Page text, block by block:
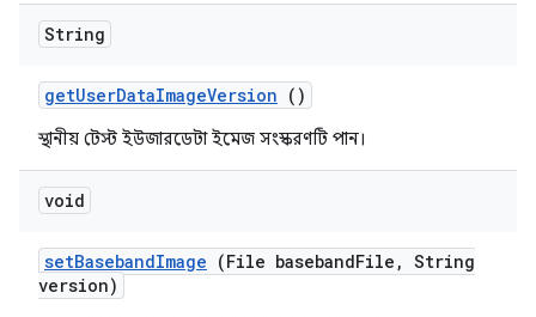
String
getUserDataImageVersion ()
স্থানীয় টেস্ট ইউজারডেটা ইমেজ সংস্করণটি পান।
void
setBasebandImage (File basebandFile , String
version)